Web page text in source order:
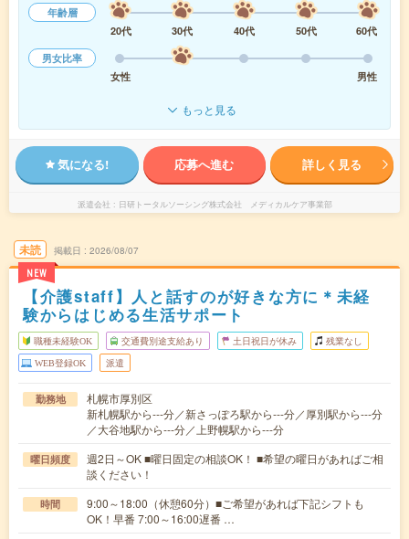
年齢層
20代
30代 40代 50代
60代
男女比率
女性
男性
もっと見る
気になる! 応募へ進む 詳しく見る
派遣会社 日研トータルソーシング株式会社 メディカルケア事業部
未読
NEW
掲載日 2026/08/07
【介護staff】人と話すのが好きな方に＊未経
験からはじめる生活サポート
職種未経験OK 交通費別途支給あり 土日祝日が休み 残業なし
WEB登録OK 派遣
勤務地
札幌市厚別区
新札幌駅から---分／新さっぽろ駅から---分／厚別駅から---分
／大谷地駅から---分／上野幌駅から---分
曜日頻度
週2日～OK ■曜日固定の相談OK！ ■希望の曜日があればご相
談ください！
時間
9:00～18:00（休憩60分）■ご希望があれば下記シフトも
OK！早番 7:00～16:00遅番 …